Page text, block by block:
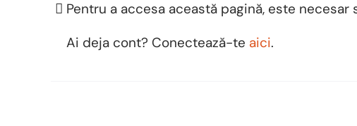
Pentru a accesa această pagină, este necesar
Ai deja cont? Conectează-te aici.